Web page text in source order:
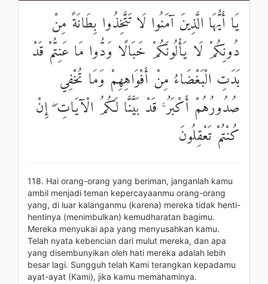
يَا أَيُّهَا الَّذِينَ آمَنُوا لَا تَتَّخِذُوا بِطَانَةً مِنْ
دُونِكُمْ لَا يَأْلُونَكُمْ خَبَالًا وَدُّوا مَا عَنِتُّمْ قَدْ
بَدَتِ الْبَغْضَاءُ مِنْ أَفْوَاهِهِمْ وَمَا تُخْفِي
صُدُورُهُمْ أَكْبَرُ ۚ قَدْ بَيَّنَّا لَكُمُ الْآيَاتِ ۖ إِنْ
كُنْتُمْ تَعْقِلُونَ
118. Hai orang-orang yang beriman, janganlah kamu
ambil menjadi teman kepercayaanmu orang-orang
yang, di luar kalanganmu (karena) mereka tidak henti-
hentinya (menimbulkan) kemudharatan bagimu.
Mereka menyukai apa yang menyusahkan kamu.
Telah nyata kebencian dari mulut mereka, dan apa
yang disembunyikan oleh hati mereka adalah lebih
besar lagi. Sungguh telah Kami terangkan kepadamu
ayat-ayat (Kami), jika kamu memahaminya.